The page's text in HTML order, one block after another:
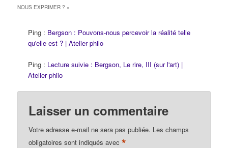
NOUS EXPRIMER ? »
Ping : Bergson : Pouvons-nous percevoir la réalité telle
qu'elle est ? | Atelier philo
Ping : Lecture suivie : Bergson, Le rire, III (sur l'art) |
Atelier philo
Laisser un commentaire
Votre adresse e-mail ne sera pas publiée. Les champs
obligatoires sont indiqués avec*